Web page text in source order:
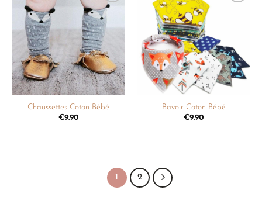
Ajouter
à la
liste de
souhaits
Chaussettes Coton Bébé
€9.90
Bavoir Coton Bébé
€9.90
1 2